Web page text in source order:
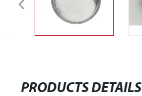
PRODUCTS DETAILS